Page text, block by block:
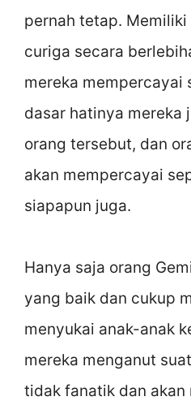
pernah tetap.
curiga secara
mereka mempercayai
dasar hatinya mereka
orang tersebut, dan
akan mempercayai
siapapun juga.
Hanya saja orang
yang baik dan cukup
menyukai anak-anak
mereka menganut
tidak fanatik dan akan